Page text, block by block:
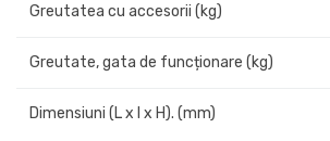
Greutatea cu accesorii (kg)
Greutate, gata de funcționare (kg)
Dimensiuni (L x l x H). (mm)